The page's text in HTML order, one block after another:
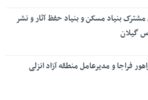
بنیاد مسکن و بنیاد حفظ آثار و نشر
گیلان
فراجا و مدیرعامل منطقه آزاد انزلی